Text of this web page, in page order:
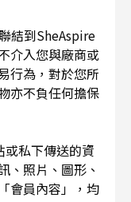
結到SheAspire
介入您與廠商或
行為，對於您所
亦不負任何擔保
或私下傳送的資
、照片、圖形、
會員內容」，均